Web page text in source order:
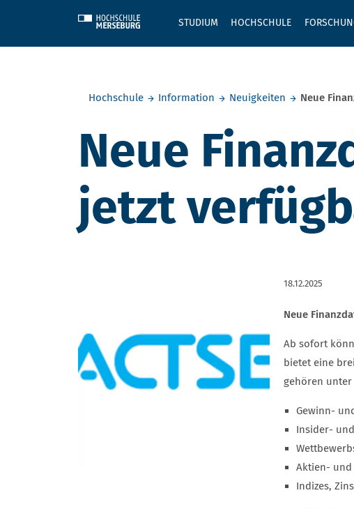
STUDIUM HOCHSCHULE
Hochschule
Information Neuigkeiten Neue
Neue
jetzt
18.12.2025
Neue
Ab sofort
bietet eine
gehören unter
Gewinn-
Insider-
Aktien-
Indizes,